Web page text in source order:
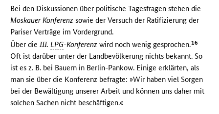
Bei den Diskussionen über politische Tagesfragen stehen die
Moskauer Konferenz sowie der Versuch der Ratifizierung der
Pariser Verträge im Vordergrund.
Über dieIII.LPG-Konferenz wird noch wenig gesprochen.16
Oft ist darüber unter der Landbevölkerung nichts bekannt. So
ist es z. B. bei Bauern in Berlin-Pankow. Einige erklärten, als
man sie über die Konferenz befragte: »Wir haben viel Sorgen
bei der Bewältigung unserer Arbeit und können uns daher mit
solchen Sachen nicht beschäftigen.«